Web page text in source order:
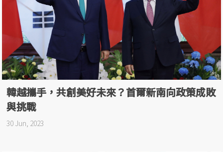
韓越攜手，共創美好未來？首爾新南向政策成敗
與挑戰
30 Jun, 2023